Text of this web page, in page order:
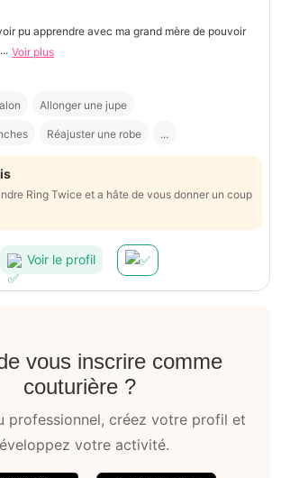
pu apprendre avec ma grand mère de pouvoir
Voir plus
Allonger une jupe
Réajuster une robe ...
Ring Twice et a hâte de vous donner un coup
Voir le profil
vous inscrire comme
couturière ?
professionnel, créez votre profil et
votre activité.